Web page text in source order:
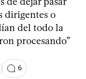
dirigentes o
del todo la
procesando”
6